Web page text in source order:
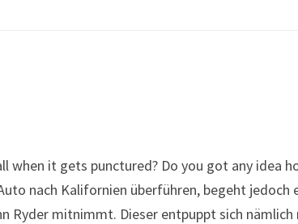
it gets punctured? Do you got any idea
nach Kalifornien überführen, begeht jedoch
Ryder mitnimmt. Dieser entpuppt sich nämlich